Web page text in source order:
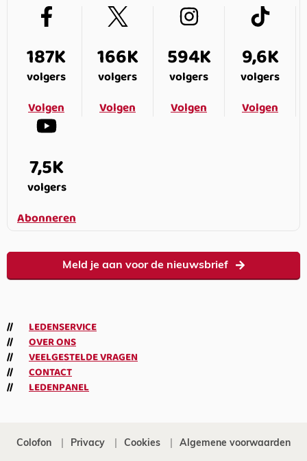
187K
volgers
Volgen
166K
volgers
Volgen
594K
volgers
Volgen
9,6K
volgers
Volgen
7,5K
volgers
Abonneren
Meld je aan voor de nieuwsbrief
LEDENSERVICE
OVER ONS
VEELGESTELDE VRAGEN
CONTACT
LEDENPANEL
Colofon Privacy Cookies Algemene voorwaarden